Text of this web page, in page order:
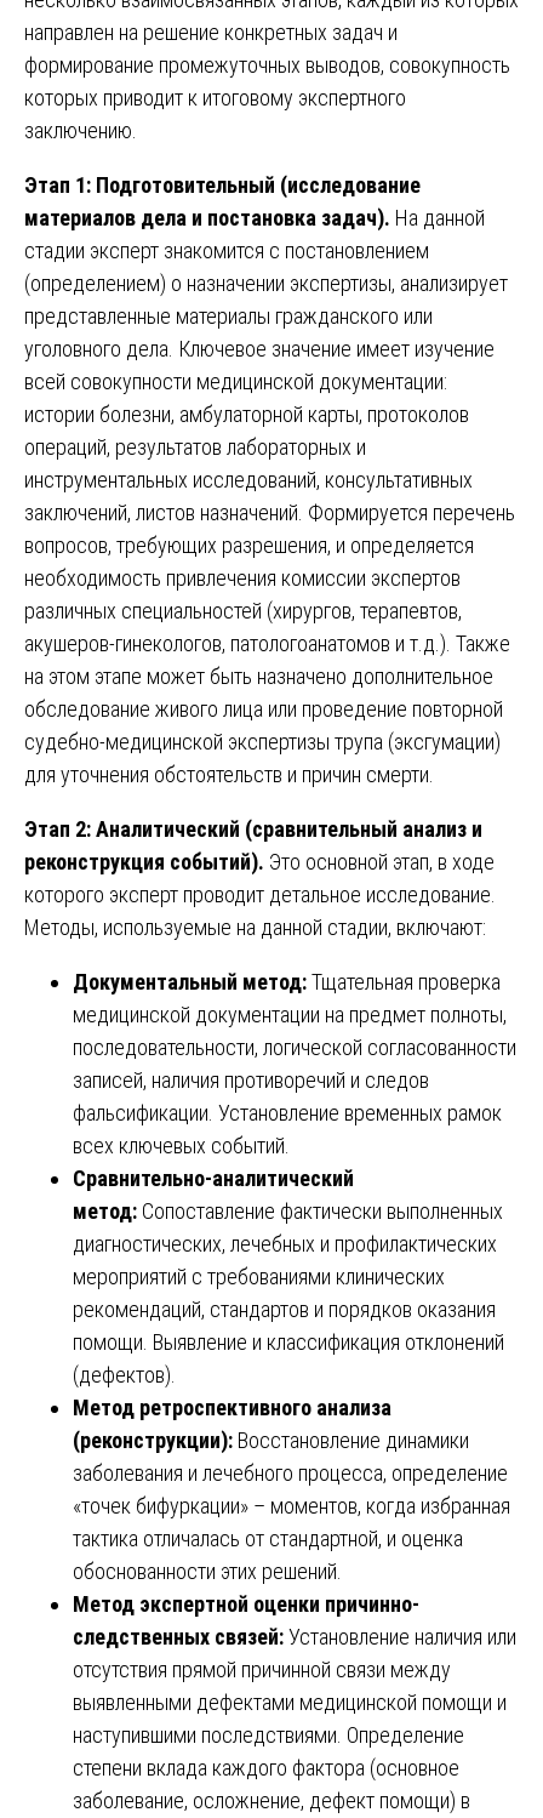
направлен на решение конкретных задач и
формирование промежуточных выводов, совокупность
которых приводит к итоговому экспертного
заключению.
Этап 1: Подготовительный (исследование
материалов дела и постановка задач). На данной
стадии эксперт знакомится с постановлением
(определением) о назначении экспертизы, анализирует
представленные материалы гражданского или
уголовного дела. Ключевое значение имеет изучение
всей совокупности медицинской документации:
истории болезни, амбулаторной карты, протоколов
операций, результатов лабораторных и
инструментальных исследований, консультативных
заключений, листов назначений. Формируется перечень
вопросов, требующих разрешения, и определяется
необходимость привлечения комиссии экспертов
различных специальностей (хирургов, терапевтов,
акушеров-гинекологов, патологоанатомов и т.д.). Также
на этом этапе может быть назначено дополнительное
обследование живого лица или проведение повторной
судебно-медицинской экспертизы трупа (эксгумации)
для уточнения обстоятельств и причин смерти.
Этап 2: Аналитический (сравнительный анализ и
реконструкция событий). Это основной этап, в ходе
которого эксперт проводит детальное исследование.
Методы, используемые на данной стадии, включают:
Документальный метод:Тщательная проверка
медицинской документации на предмет полноты,
последовательности, логической согласованности
записей, наличия противоречий и следов
фальсификации. Установление временных рамок
всех ключевых событий.
Сравнительно-аналитический
метод: Сопоставление фактически выполненных
диагностических, лечебных и профилактических
мероприятий с требованиями клинических
рекомендаций, стандартов и порядков оказания
помощи. Выявление и классификация отклонений
(дефектов).
Метод ретроспективного анализа
(реконструкции): Восстановление динамики
заболевания и лечебного процесса, определение
«точек бифуркации» – моментов, когда избранная
тактика отличалась от стандартной, и оценка
обоснованности этих решений.
Метод экспертной оценки причинно-
следственных связей:Установление наличия или
отсутствия прямой причинной связи между
выявленными дефектами медицинской помощи и
наступившими последствиями. Определение
степени вклада каждого фактора (основное
заболевание, осложнение, дефект помощи) в